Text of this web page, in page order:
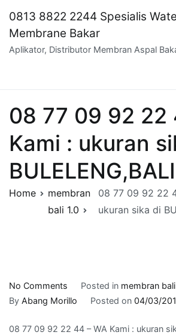
content
0813 8822 2244 Spesialis
Membrane Bakar
Aplikator, Distributor Membran Aspal
08 77 09 92 22
Kami : ukuran
BULELENG,BALI
Home
membran
bali 1.0
08 77 09 92 22
ukuran sika di
No Comments
08
09
Posted in membran bali
By Abang Morillo Posted on 04/03/
08 77 09 92 22 44 – WA Kami : ukuran